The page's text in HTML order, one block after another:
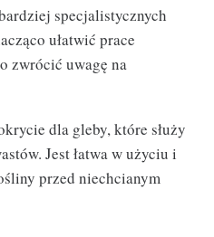
specjalistycznych
ułatwić prace
zwrócić uwagę na
dla gleby, które służy
Jest łatwa w użyciu i
przed niechcianym